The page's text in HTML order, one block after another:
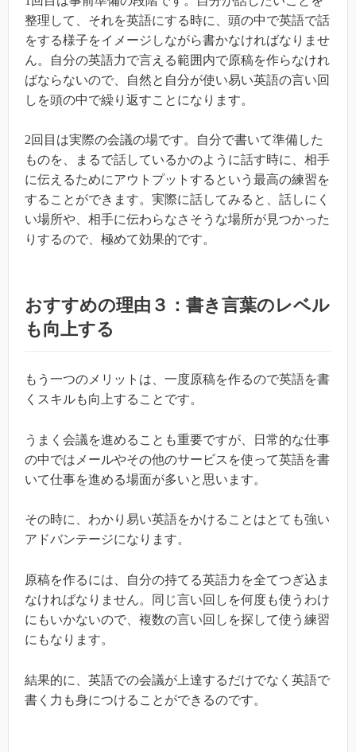
整理して、それを英語にする時に、頭の中で英語で話
をする様子をイメージしながら書かなければなりませ
ん。自分の英語力で言える範囲内で原稿を作らなけれ
ばならないので、自然と自分が使い易い英語の言い回
しを頭の中で繰り返すことになります。
2回目は実際の会議の場です。自分で書いて準備した
ものを、まるで話しているかのように話す時に、相手
に伝えるためにアウトプットするという最高の練習を
することができます。実際に話してみると、話しにく
い場所や、相手に伝わらなさそうな場所が見つかった
りするので、極めて効果的です。
おすすめの理由３：書き言葉のレベル
も向上する
もう一つのメリットは、一度原稿を作るので英語を書
くスキルも向上することです。
うまく会議を進めることも重要ですが、日常的な仕事
の中ではメールやその他のサービスを使って英語を書
いて仕事を進める場面が多いと思います。
その時に、わかり易い英語をかけることはとても強い
アドバンテージになります。
原稿を作るには、自分の持てる英語力を全てつぎ込ま
なければなりません。同じ言い回しを何度も使うわけ
にもいかないので、複数の言い回しを探して使う練習
にもなります。
結果的に、英語での会議が上達するだけでなく英語で
書く力も身につけることができるのです。